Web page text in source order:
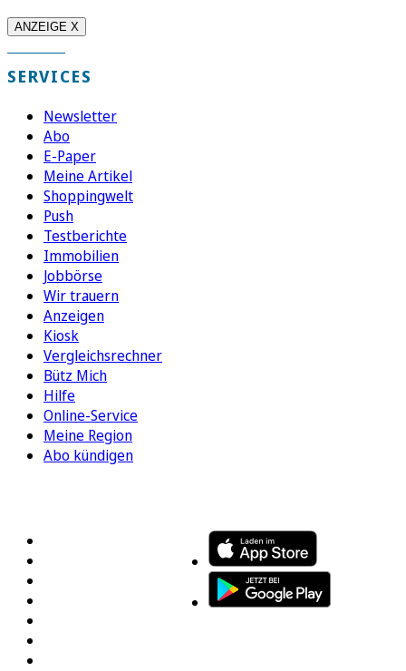
ANZEIGE X
SERVICES
Newsletter
Abo
E-Paper
Meine Artikel
Shoppingwelt
Push
Testberichte
Immobilien
Jobbörse
Wir trauern
Anzeigen
Kiosk
Vergleichsrechner
Bütz Mich
Hilfe
Online-Service
Meine Region
Abo kündigen